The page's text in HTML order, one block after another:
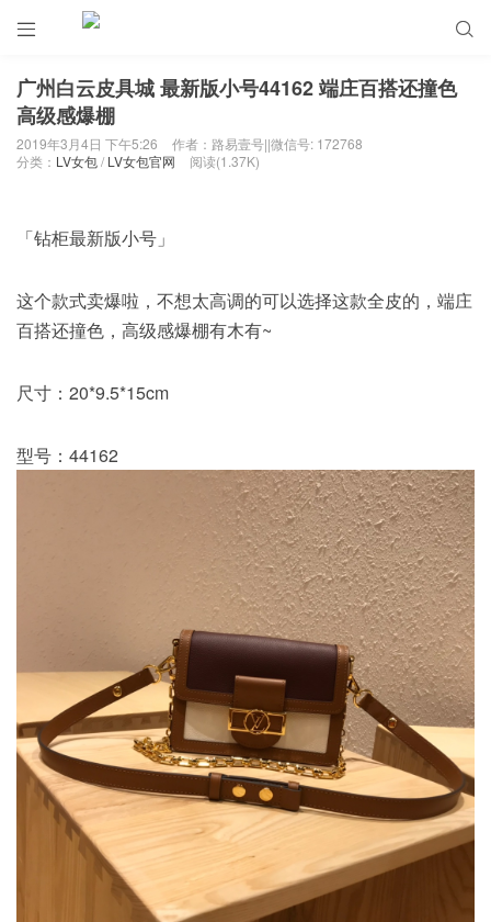
 
广州白云皮具城 最新版小号44162 端庄百搭还撞色
高级感爆棚
2019年3月4日 下午5:26
作者：路易壹号||微信号: 172768
分类： LV女包/ LV女包官网 阅读(1.37K)
「钻柜最新版小号」
这个款式卖爆啦，不想太高调的可以选择这款全皮的，端庄
百搭还撞色，高级感爆棚有木有~
尺寸：20*9.5*15cm
型号：44162